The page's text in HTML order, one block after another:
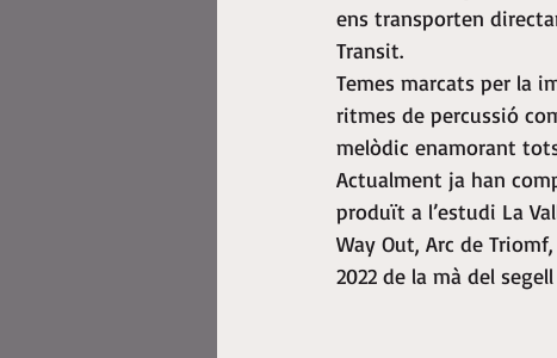
ens transporten
Transit.
Temes marcats per la
ritmes de percussió
melòdic enamorant
Actualment ja han
produït a l’estudi La
Way Out, Arc de
2022 de la mà del